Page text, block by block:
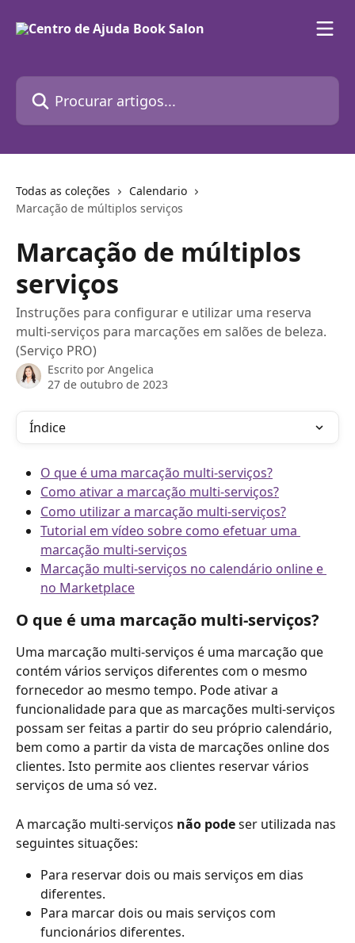
Procurar artigos...
Todas as coleções
Calendario
Marcação de múltiplos serviços
Marcação de múltiplos
serviços
Instruções para configurar e utilizar uma reserva
multi-serviços para marcações em salões de beleza.
(Serviço PRO)
Escrito por Angelica
27 de outubro de 2023
Índice
O que é uma marcação multi-serviços?
Como ativar a marcação multi-serviços?
Como utilizar a marcação multi-serviços?
Tutorial em vídeo sobre como efetuar uma
marcação multi-serviços
Marcação multi-serviços no calendário online e
no Marketplace
O que é uma marcação multi-serviços?
Uma marcação multi-serviços é uma marcação que
contém vários serviços diferentes com o mesmo
fornecedor ao mesmo tempo. Pode ativar a
funcionalidade para que as marcações multi-serviços
possam ser feitas a partir do seu próprio calendário,
bem como a partir da vista de marcações online dos
clientes. Isto permite aos clientes reservar vários
serviços de uma só vez.
A marcação multi-serviços não pode ser utilizada nas
seguintes situações:
Para reservar dois ou mais serviços em dias
diferentes.
Para marcar dois ou mais serviços com
funcionários diferentes.